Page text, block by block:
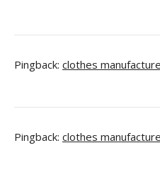
Pingback: clothes
Pingback: clothes